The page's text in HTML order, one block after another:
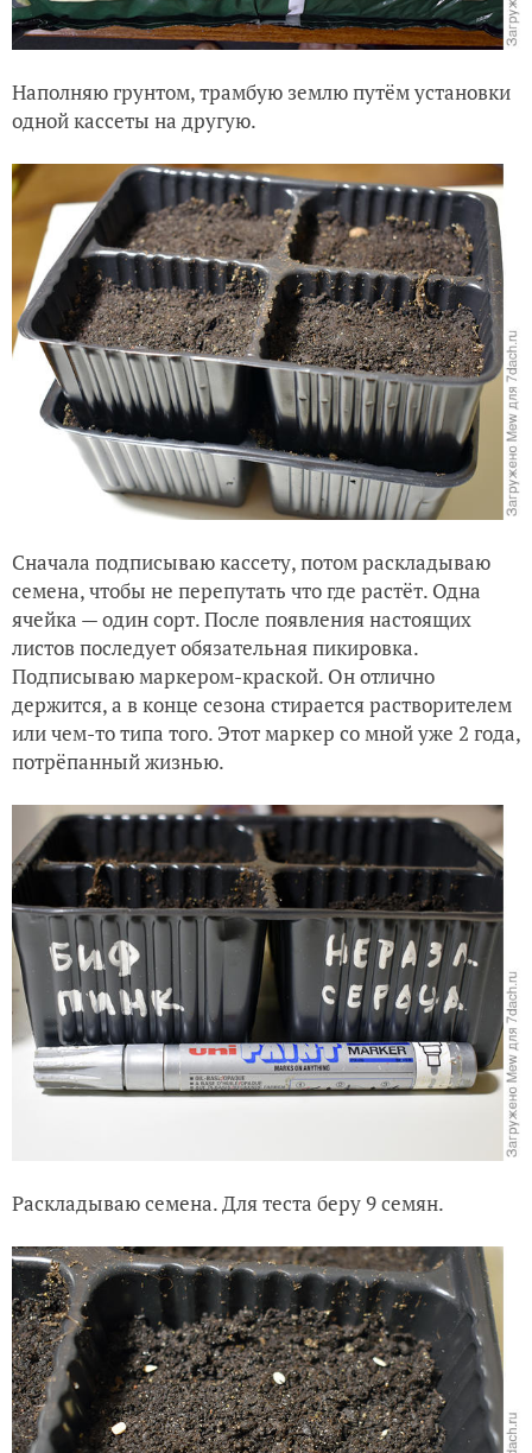
Наполняю грунтом, трамбую землю путём установки
одной кассеты на другую.
Сначала подписываю кассету, потом раскладываю
семена, чтобы не перепутать что где растёт. Одна
ячейка — один сорт. После появления настоящих
листов последует обязательная пикировка.
Подписываю маркером-краской. Он отлично
держится, а в конце сезона стирается растворителем
или чем-то типа того. Этот маркер со мной уже 2 года,
потрёпанный жизнью.
Раскладываю семена. Для теста беру 9 семян.